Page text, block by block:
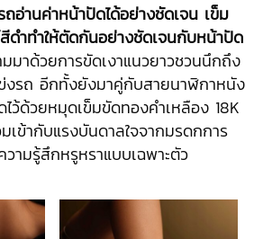
ถอ่านค่าหน้าปัดได้อย่างชัดเจน เข็ม
ดำทำให้ตัดกันอย่างชัดเจนกับหน้าปัด
มาด้วยการขัดเงาแนวยาวชวนนึกถึง
งรถ อีกทั้งยังมาคู่กับสายนาฬิกาหนัง
ว้ด้วยหมุดเข็มขัดทองคำเหลือง 18K
เข้ากับแรงบันดาลใจจากมรดกการ
ามรู้สึกหรูหราแบบเฉพาะตัว